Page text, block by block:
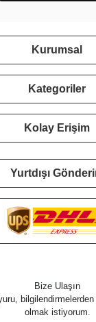
Kurumsal
Kategoriler
Kolay Erişim
Yurtdışı
Bize Ulaşın
olmak istiyorum.